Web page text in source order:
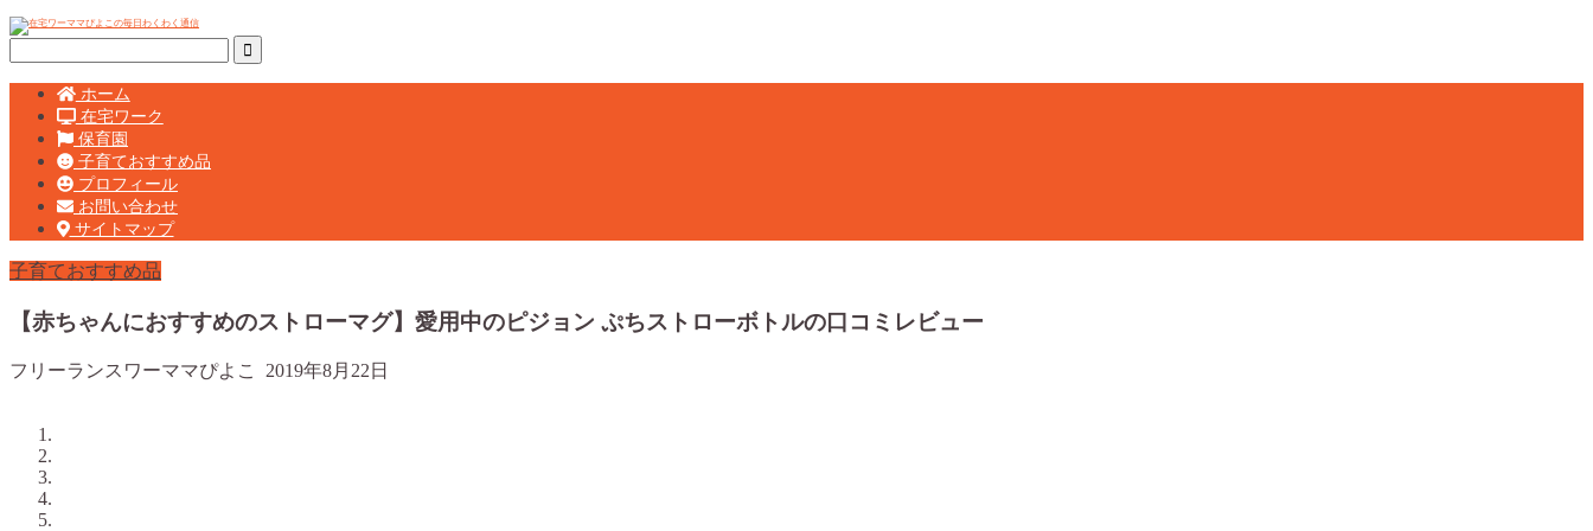
ホーム
在宅ワーク
保育園
子育ておすすめ品
プロフィール
お問い合わせ
サイトマップ
子育ておすすめ品
【赤ちゃんにおすすめのストローマグ】愛用中のピジョン ぷちストローボトルの口コミレビュー
フリーランスワーママぴよこ 2019年8月22日